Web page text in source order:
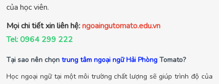
của học viên.
Mọi chi tiết xin liên hệ:ngoaingutomato.edu.vn
Tel: 0964 299 222
Tại sao nên chọn trung tâm ngoại ngữ Hải Phòng Tomato?
Học ngoại ngữ tại một môi trường chất lượng sẽ giúp trình độ của